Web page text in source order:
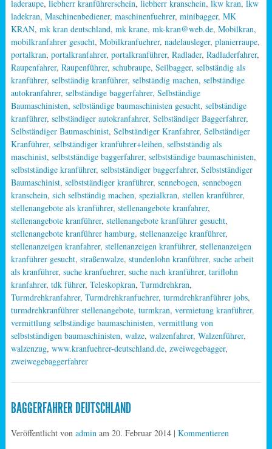
laderaupe, liebherr kranführerschein, liebherr kranschein, lkw kran, lkw
ladekran, Maschinenbediener, maschinenfuehrer, minibagger, MK
KRAN, mk kran deutschland, mk krane, mk-kran@web.de, Mobilkran,
mobilkranfahrer gesucht, Mobilkranfuehrer, nadelausleger, planierraupe,
portalkran, portalkranfahrer, portalkranführer, Radlader, Radladerfahrer,
Raupenfahrer, Raupenführer, schubraupe, Seilbagger, selbständig als
kranführer, selbständig kranführer, selbständig machen, selbständige
autokranfahrer, selbständige baggerfahrer, Selbständige
Baumaschinisten, selbständige baumaschinisten gesucht, selbständige
kranführer, selbständiger autokranfahrer, Selbständiger Baggerfahrer,
Selbständiger Baumaschinist, Selbständiger Kranfahrer, Selbständiger
Kranführer, selbständiger kranführer+leihen, selbstständig als
maschinist, selbstständige baggerfahrer, selbstständige baumaschinisten,
selbstständige kranführer, selbstständiger baggerfahrer, Selbstständiger
Baumaschinist, selbstständiger kranführer, sennebogen, sennebogen
kranschein, sich selbständig machen, spezialkran, stellen kranführer,
stellenangebote als kranführer, stellenangebote kranfahrer,
stellenangebote kranführer, stellenangebote kranführer gesucht,
stellenangebote kranführer hamburg, stellenanzeige kranführer,
stellenanzeigen kranfahrer, stellenanzeigen kranführer, stellenanzeigen
kranführer gesucht, straßenwalze, stundenlohn kranführer, suche arbeit
als kranführer, suche kranfuehrer, suche nach kranführer, tariflohn
kranfahrer, tdk führer, Teleskopkran, Turmdrehkran,
Turmdrehkranfahrer, Turmdrehkranfuehrer, turmdrehkranführer jobs,
turmdrehkranführer stellenangebote, turmkran, vermietung kranführer,
vermittlung selbständige baumaschinisten, vermittlung von
selbstständigen baumaschinisten, walze, walzenfahrer, Walzenführer,
walzenzug, www.kranfuehrer-deutschland.de, zweiwegebagger,
zweiwegebaggerfahrer
BAGGERFAHRER DEUTSCHLAND
Veröffentlicht von adminam 20. Februar 2014| Kommentieren